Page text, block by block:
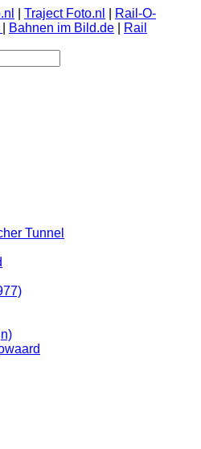
Traject Foto.nl
Rail-O-
Bahnen im Bild.de
Rail
Tunnel